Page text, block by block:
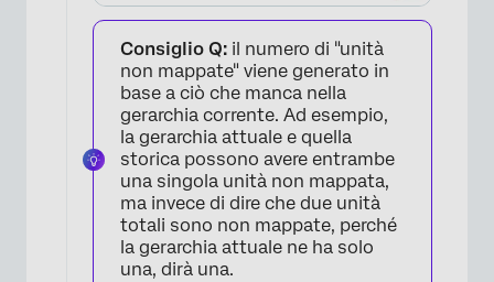
Consiglio Q: il numero di "unità
non mappate" viene generato in
base a ciò che manca nella
gerarchia corrente. Ad esempio,
la gerarchia attuale e quella
storica possono avere entrambe
una singola unità non mappata,
ma invece di dire che due unità
totali sono non mappate, perché
la gerarchia attuale ne ha solo
una, dirà una.